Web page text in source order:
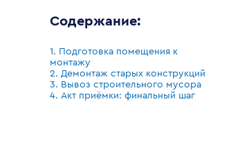
Содержание:
1. Подготовка помещения к
монтажу
2. Демонтаж старых конструкций
3. Вывоз строительного мусора
4. Акт приёмки: финальный шаг